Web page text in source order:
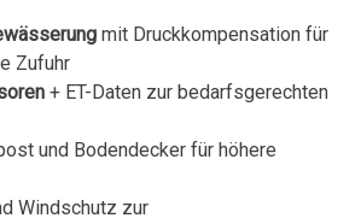
mit Druckkompensation für
Zufuhr
+ ET-Daten zur bedarfsgerechten
und Bodendecker für höhere
Windschutz zur